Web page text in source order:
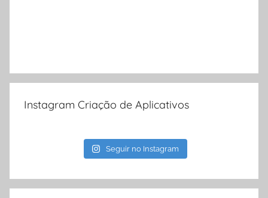
Instagram Criação de Aplicativos
Seguir no Instagram